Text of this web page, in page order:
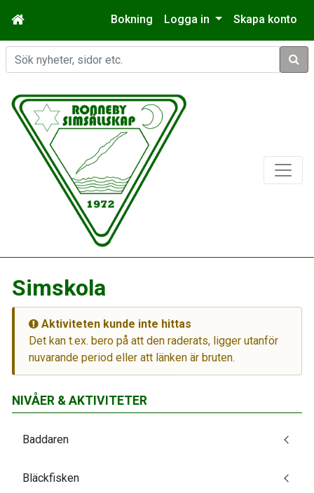
Bokning Logga in Skapa konto
Sök
Simskola
Aktiviteten kunde inte hittas
Det kan t.ex. bero på att den raderats, ligger utanför
nuvarande period eller att länken är bruten.
NIVÅER & AKTIVITETER
Baddaren
Bläckfisken